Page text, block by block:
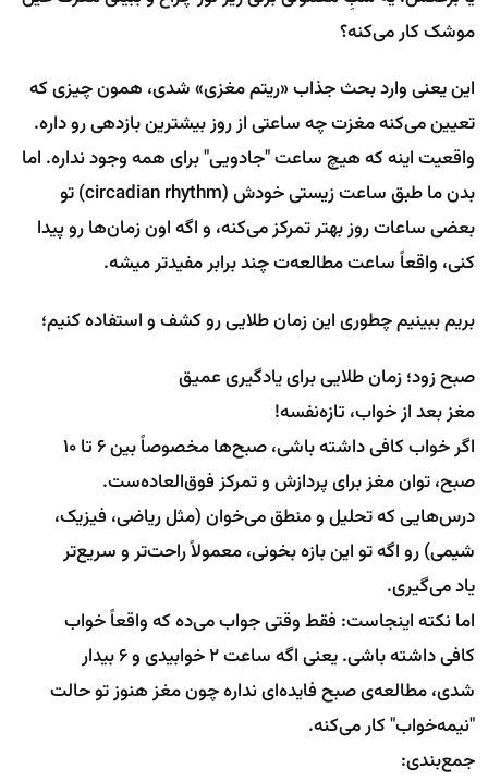
موشک کار می‌کنه؟
این یعنی وارد بحث جذاب «ریتم مغزی» شدی، همون چیزی که
تعیین می‌کنه مغزت چه ساعتی از روز بیشترین بازدهی رو داره.
واقعیت اینه که هیچ ساعت "جادویی" برای همه وجود نداره. اما
بدن ما طبق ساعت زیستی خودش (circadian rhythm) تو
بعضی ساعات روز بهتر تمرکز می‌کنه، و اگه اون زمان‌ها رو پیدا
کنی، واقعاً ساعت مطالعه‌ت چند برابر مفیدتر میشه.
بریم ببینیم چطوری این زمان طلایی رو کشف و استفاده کنیم؛
صبح زود؛ زمان طلایی برای یادگیری عمیق
مغز بعد از خواب، تازه‌نفسه!
اگر خواب کافی داشته باشی، صبح‌ها مخصوصاً بین ۶ تا ۱۰
صبح، توان مغز برای پردازش و تمرکز فوق‌العاده‌ست.
درس‌هایی که تحلیل و منطق می‌خوان (مثل ریاضی، فیزیک،
شیمی) رو اگه تو این بازه بخونی، معمولاً راحت‌تر و سریع‌تر
یاد می‌گیری.
اما نکته اینجاست: فقط وقتی جواب می‌ده که واقعاً خواب
کافی داشته باشی. یعنی اگه ساعت ۲ خوابیدی و ۶ بیدار
شدی، مطالعه‌ی صبح فایده‌ای نداره چون مغز هنوز تو حالت
"نیمه‌خواب" کار می‌کنه.
جمع‌بندی: